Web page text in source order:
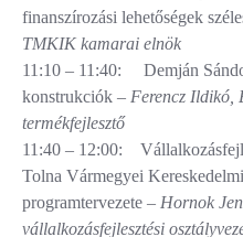
finanszírozási lehetőségek
TMKIK kamarai elnök
11:10 – 11:40: Demján
konstrukciók – Ferencz Ildikó,
termékfejlesztő
11:40 – 12:00:
Tolna Vármegyei
programtervezete – Hornok
vállalkozásfejlesztési